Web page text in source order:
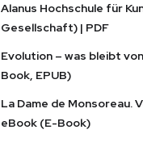
Alanus Hochschule für
Gesellschaft) | PDF
Evolution – was bleibt
Book, EPUB)
La Dame de Monsoreau.
eBook (E-Book)